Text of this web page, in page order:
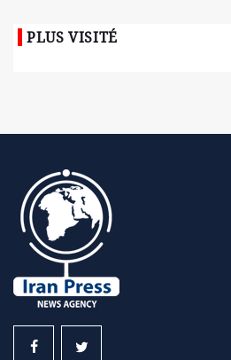
PLUS VISITÉ